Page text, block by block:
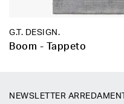
G.T. DESIGN.
Boom - Tappeto
NEWSLETTER